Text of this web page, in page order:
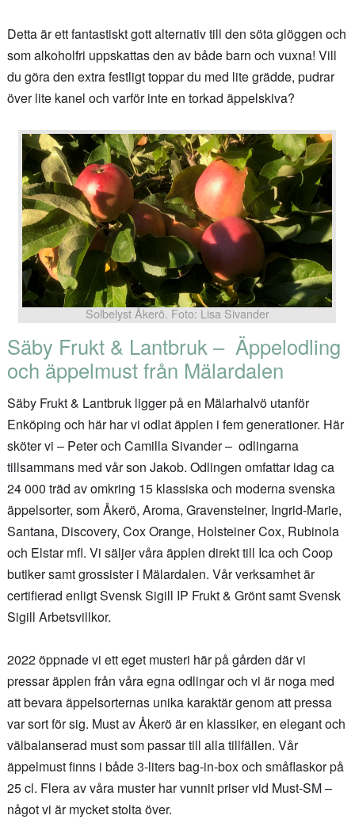
Detta är ett fantastiskt gott alternativ till den söta glöggen och
som alkoholfri uppskattas den av både barn och vuxna! Vill
du göra den extra festligt toppar du med lite grädde, pudrar
över lite kanel och varför inte en torkad äppelskiva?
Solbelyst Åkerö. Foto: Lisa Sivander
Säby Frukt & Lantbruk – Äppelodling
och äppelmust från Mälardalen
Säby Frukt & Lantbruk ligger på en Mälarhalvö utanför
Enköping och här har vi odlat äpplen i fem generationer. Här
sköter vi – Peter och Camilla Sivander – odlingarna
tillsammans med vår son Jakob. Odlingen omfattar idag ca
24 000 träd av omkring 15 klassiska och moderna svenska
äppelsorter, som Åkerö, Aroma, Gravensteiner, Ingrid-Marie,
Santana, Discovery, Cox Orange, Holsteiner Cox, Rubinola
och Elstar mfl. Vi säljer våra äpplen direkt till Ica och Coop
butiker samt grossister i Mälardalen. Vår verksamhet är
certifierad enligt Svensk Sigill IP Frukt & Grönt samt Svensk
Sigill Arbetsvillkor.
2022 öppnade vi ett eget musteri här på gården där vi
pressar äpplen från våra egna odlingar och vi är noga med
att bevara äppelsorternas unika karaktär genom att pressa
var sort för sig. Must av Åkerö är en klassiker, en elegant och
välbalanserad must som passar till alla tillfällen. Vår
äppelmust finns i både 3-liters bag-in-box och småflaskor på
25 cl. Flera av våra muster har vunnit priser vid Must-SM –
något vi är mycket stolta över.